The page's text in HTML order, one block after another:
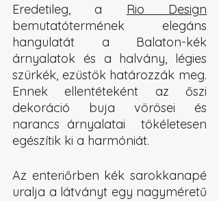
Eredetileg, a Rio Design
bemutatótermének elegáns
hangulatát a Balaton-kék
árnyalatok és a halvány, légies
szürkék, ezüstök határozzák meg.
Ennek ellentéteként az őszi
dekoráció buja vörösei és
narancs árnyalatai  tökéletesen
egészítik ki a harmóniát.
Az enteriőrben kék sarokkanapé
uralja a látványt egy nagyméretű